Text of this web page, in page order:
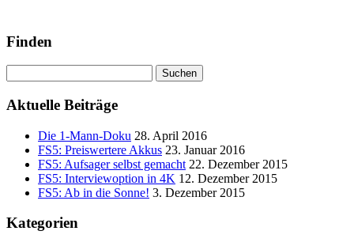
Finden
nach:
Aktuelle Beiträge
Die 1-Mann-Doku 28. April 2016
FS5: Preiswertere Akkus 23. Januar 2016
FS5: Aufsager selbst gemacht 22. Dezember 2015
FS5: Interviewoption in 4K 12. Dezember 2015
FS5: Ab in die Sonne! 3. Dezember 2015
Kategorien